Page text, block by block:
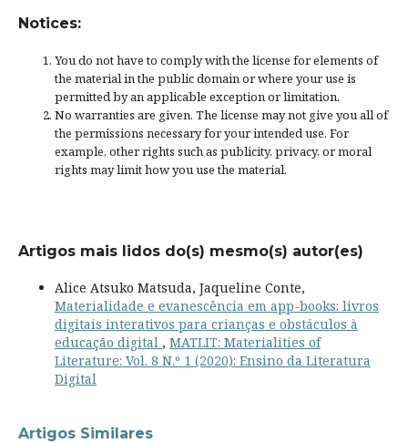
Notices:
You do not have to comply with the license for elements of
the material in the public domain or where your use is
permitted by an applicable exception or limitation.
No warranties are given. The license may not give you all of
the permissions necessary for your intended use. For
example, other rights such as publicity, privacy, or moral
rights may limit how you use the material.
Artigos mais lidos do(s) mesmo(s) autor(es)
Alice Atsuko Matsuda, Jaqueline Conte,
Materialidade e evanescência em app-books: livros
digitais interativos para crianças e obstáculos à
educação digital , MATLIT: Materialities of
Literature: Vol. 8 N.º 1 (2020): Ensino da Literatura
Digital
Artigos Similares